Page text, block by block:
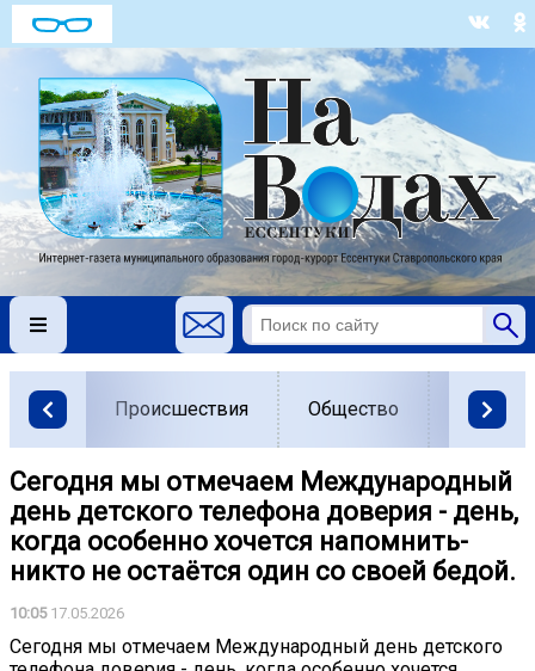
Происшествия Общество Власть
Сегодня мы отмечаем Международный
день детского телефона доверия - день,
когда особенно хочется напомнить-
никто не остаётся один со своей бедой.
10:0517.05.2026
Сегодня мы отмечаем Международный день детского